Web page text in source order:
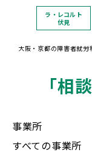
ラ・レコルト
伏見
大阪・京都の障害者就
「相
事業所
すべての事業所